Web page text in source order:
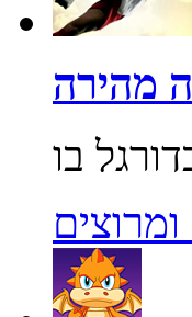
מהירה